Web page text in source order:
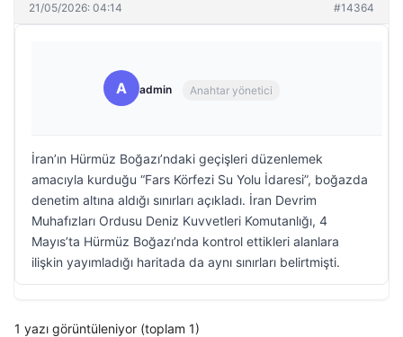
21/05/2026: 04:14 #14364
A admin Anahtar yönetici
İran’ın Hürmüz Boğazı’ndaki geçişleri düzenlemek
amacıyla kurduğu “Fars Körfezi Su Yolu İdaresi”, boğazda
denetim altına aldığı sınırları açıkladı. İran Devrim
Muhafızları Ordusu Deniz Kuvvetleri Komutanlığı, 4
Mayıs’ta Hürmüz Boğazı’nda kontrol ettikleri alanlara
ilişkin yayımladığı haritada da aynı sınırları belirtmişti.
1 yazı görüntüleniyor (toplam 1)